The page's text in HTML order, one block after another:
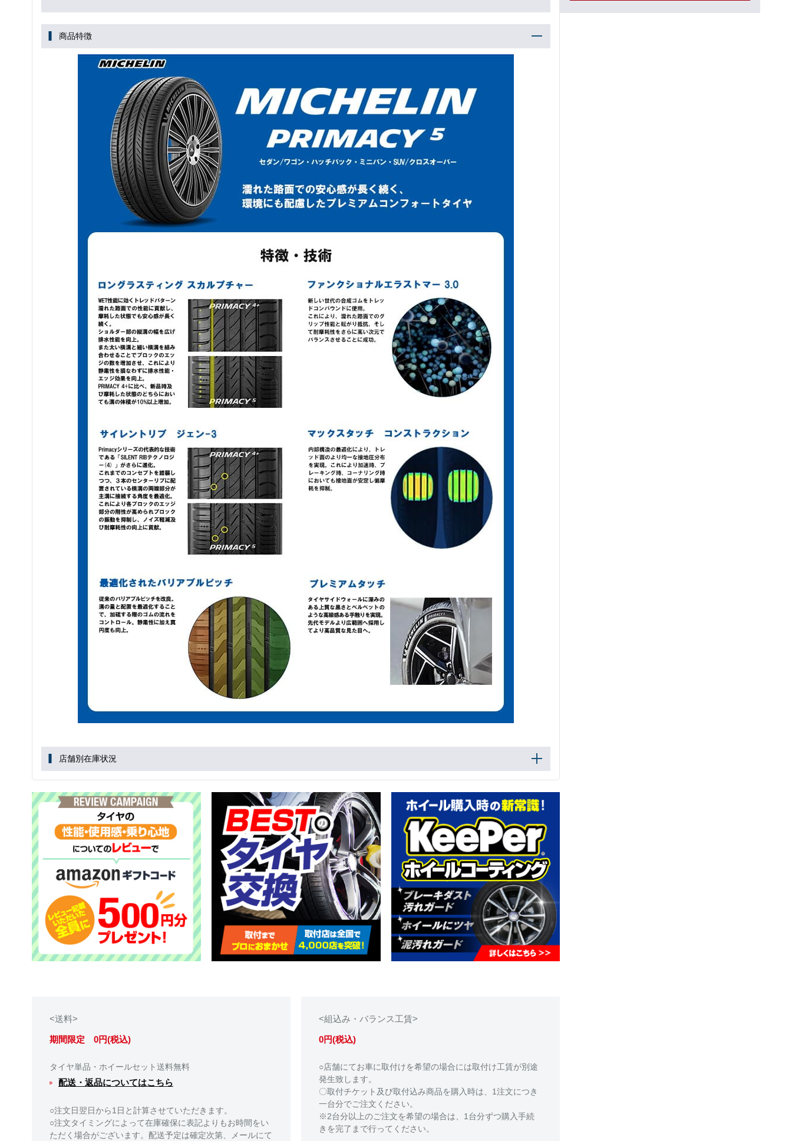
商品特徴
店舗別在庫状況
<送料>
期間限定 0円(税込)
タイヤ単品・ホイールセット送料無料
配送・返品についてはこちら
○注文日翌日から1日と計算させていただきます。
○注文タイミングによって在庫確保に表記よりもお時間をい
ただく場合がございます。配送予定は確定次第、メールにて
<組込み・バランス工賃>
0円(税込)
○店舗にてお車に取付けを希望の場合には取付け工賃が別途
発生致します。
〇取付チケット及び取付込み商品を購入時は、1注文につき
一台分でご注文ください。
※2台分以上のご注文を希望の場合は、1台分ずつ購入手続
きを完了まで行ってください。